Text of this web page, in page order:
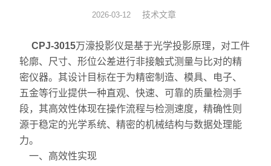
sony
影像测量仪
色差仪
测高仪
电线电缆试验机
2026-03-12 技术文章
CPJ-3015万濠投影仪是基于光学投影原理，对工件
轮廓、尺寸、形位公差进行非接触式测量与比对的精
密仪器。其设计目标在于为精密制造、模具、电子、
五金等行业提供一种直观、快速、可靠的质量检测手
段，其高效性体现在操作流程与检测速度，精确性则
源于稳定的光学系统、精密的机械结构与数据处理能
力。
一、高效性实现